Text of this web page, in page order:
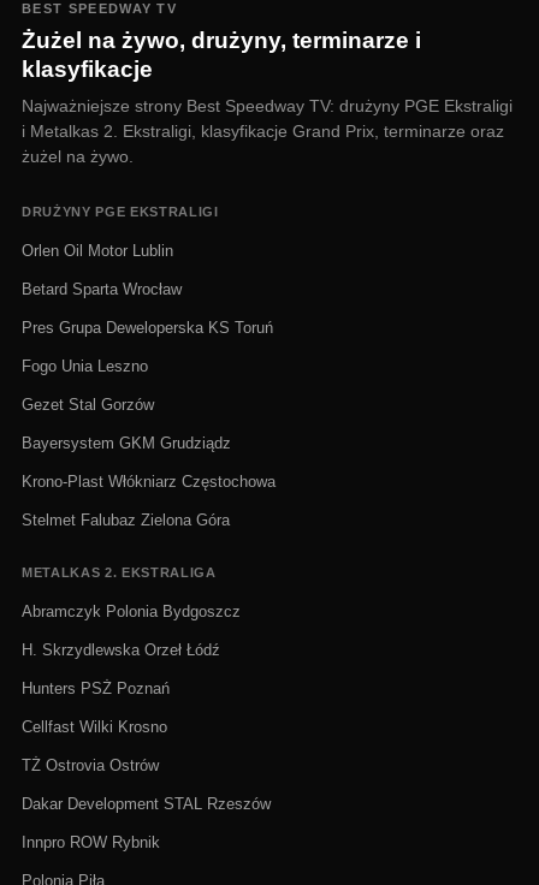
BEST SPEEDWAY TV
Żużel na żywo, drużyny, terminarze i
klasyfikacje
Najważniejsze strony Best Speedway TV: drużyny PGE Ekstraligi
i Metalkas 2. Ekstraligi, klasyfikacje Grand Prix, terminarze oraz
żużel na żywo.
DRUŻYNY PGE EKSTRALIGI
Orlen Oil Motor Lublin
Betard Sparta Wrocław
Pres Grupa Deweloperska KS Toruń
Fogo Unia Leszno
Gezet Stal Gorzów
Bayersystem GKM Grudziądz
Krono-Plast Włókniarz Częstochowa
Stelmet Falubaz Zielona Góra
METALKAS 2. EKSTRALIGA
Abramczyk Polonia Bydgoszcz
H. Skrzydlewska Orzeł Łódź
Hunters PSŻ Poznań
Cellfast Wilki Krosno
TŻ Ostrovia Ostrów
Dakar Development STAL Rzeszów
Innpro ROW Rybnik
Polonia Piła